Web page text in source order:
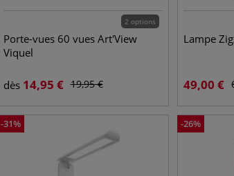
2 options
Porte-vues 60 vues Art'View
Viquel
dès 14,95 € 19,95€
Lampe
49,00 €
-31% -26%